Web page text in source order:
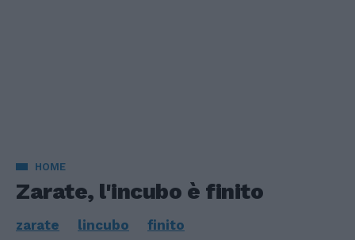
HOME
Zarate, l'incubo è finito
zarate lincubo finito